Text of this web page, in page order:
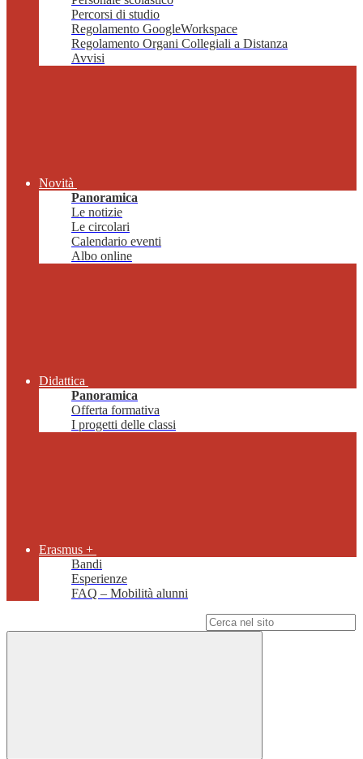
Percorsi di studio
Regolamento GoogleWorkspace
Regolamento Organi Collegiali a Distanza
Avvisi
Novità
Panoramica
Le notizie
Le circolari
Calendario eventi
Albo online
Didattica
Panoramica
Offerta formativa
I progetti delle classi
Erasmus +
Bandi
Esperienze
FAQ – Mobilità alunni